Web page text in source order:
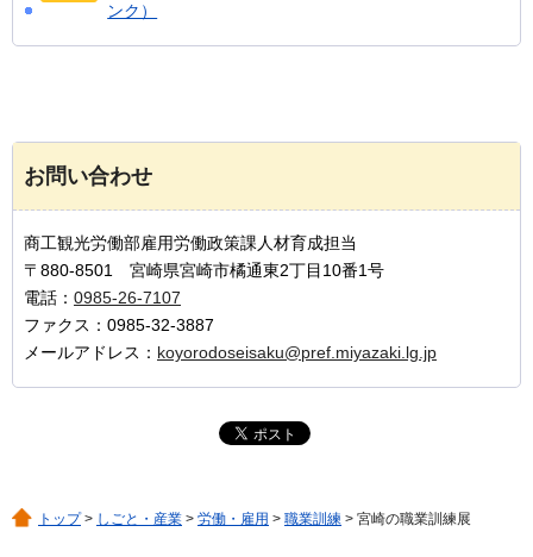
ンク）
お問い合わせ
商工観光労働部雇用労働政策課人材育成担当
〒880-8501 宮崎県宮崎市橘通東2丁目10番1号
電話： 0985-26-7107
ファクス：0985-32-3887
メールアドレス： koyorodoseisaku@pref.miyazaki.lg.jp
トップ> しごと・産業 > 労働・雇用 > 職業訓練 > 宮崎の職業訓練展